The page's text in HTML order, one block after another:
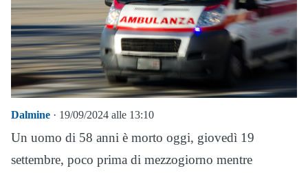
Dalmine · 19/09/2024 alle 13:10
Un uomo di 58 anni è morto oggi, giovedì 19
settembre, poco prima di mezzogiorno mentre